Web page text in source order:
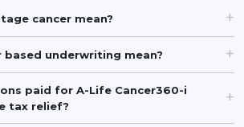
cancer mean?
based underwriting mean?
paid for A-Life Cancer360-i
tax relief?